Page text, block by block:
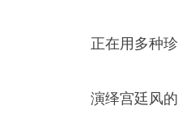
正在用多种
演绎宫廷风